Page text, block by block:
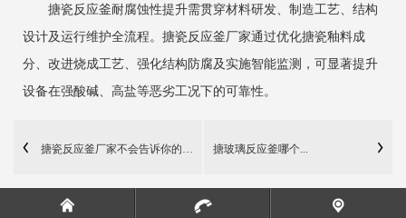
搪瓷反应釜耐腐蚀性提升需贯穿材料研发、制造工艺、结构
设计及运行维护全流程。搪瓷反应釜厂家通过优化搪瓷釉料成
分、改进烧成工艺、强化结构防腐及实施智能监测，可显著提升
设备在强酸碱、高盐等恶劣工况下的可靠性。
搪瓷反应釜厂家不会告诉你的五个质量陷阱搪玻璃反应釜哪个...